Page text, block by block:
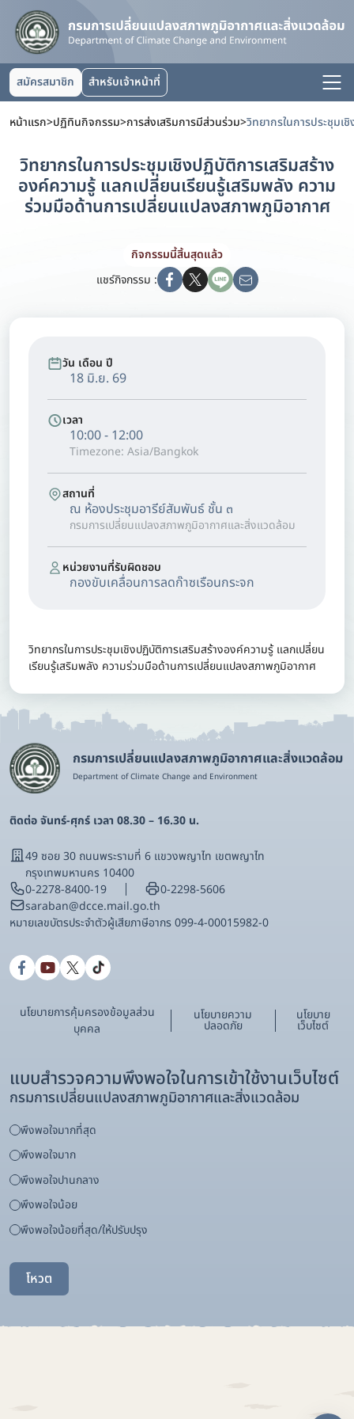
สมัครสมาชิก สำหรับเจ้าหน้าที่
หน้าแรก>ปฏิทินกิจกรรม>การส่งเสริมการมีส่วนร่วม>
วิทยากรในการประชุมเชิงปฏิบัติการเสริมสร้าง
องค์ความรู้ แลกเปลี่ยนเรียนรู้เสริมพลัง ความ
ร่วมมือด้านการเปลี่ยนแปลงสภาพภูมิอากาศ
กิจกรรมนี้สิ้นสุดแล้ว
แชร์กิจกรรม :
วัน เดือน ปี
18 มิ.ย. 69
เวลา
10:00 - 12:00
Timezone: Asia/Bangkok
สถานที่
ณ ห้องประชุมอารีย์สัมพันธ์ ชั้น ๓
กรมการเปลี่ยนแปลงสภาพภูมิอากาศและสิ่งแวดล้อม
หน่วยงานที่รับผิดชอบ
กองขับเคลื่อนการลดก๊าซเรือนกระจก
วิทยากรในการประชุมเชิงปฏิบัติการเสริมสร้างองค์ความรู้ แลกเปลี่ยน
เรียนรู้เสริมพลัง ความร่วมมือด้านการเปลี่ยนแปลงสภาพภูมิอากาศ
กรมการเปลี่ยนแปลงสภาพภูมิอากาศและสิ่งแวดล้อม
Department of Climate Change and Environment
ติดต่อ จันทร์-ศุกร์ เวลา 08.30 – 16.30 น.
49 ซอย 30 ถนนพระรามที่ 6 แขวงพญาไท เขตพญาไท
กรุงเทพมหานคร 10400
0-2278-8400-19
0-2298-5606
saraban@dcce.mail.go.th
หมายเลขบัตรประจําตัวผู้เสียภาษีอากร 099-4-00015982-0
นโยบายการคุ้มครองข้อมูลส่วน
บุคคล
นโยบายความ
ปลอดภัย
นโยบาย
เว็บไซต์
แบบสำรวจความพึงพอใจในการเข้าใช้งานเว็บไซต์
กรมการเปลี่ยนแปลงสภาพภูมิอากาศและสิ่งแวดล้อม
พึงพอใจมากที่สุด
พึงพอใจมาก
พึงพอใจปานกลาง
พึงพอใจน้อย
พึงพอใจน้อยที่สุด/ให้ปรับปรุง
โหวต